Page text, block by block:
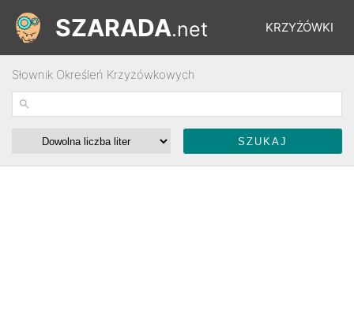
KRZYŻÓWKI
ŁAMIGŁÓWKI
SZARADA.net
Słownik Określeń Krzyżówkowych